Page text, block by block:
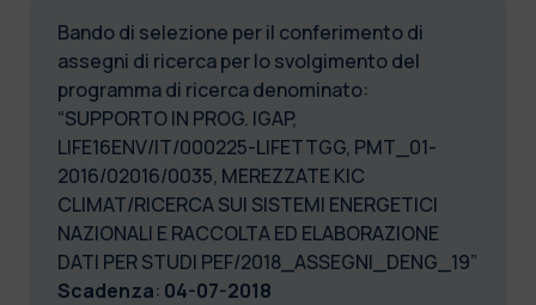
Bando di selezione per il conferimento di
assegni di ricerca per lo svolgimento del
programma di ricerca denominato:
“SUPPORTO IN PROG. IGAP,
LIFE16ENV/IT/000225-LIFETTGG, PMT_01-
2016/02016/0035, MEREZZATE KIC
CLIMAT/RICERCA SUI SISTEMI ENERGETICI
NAZIONALI E RACCOLTA ED ELABORAZIONE
DATI PER STUDI PEF/2018_ASSEGNI_DENG_19”
Scadenza: 04-07-2018